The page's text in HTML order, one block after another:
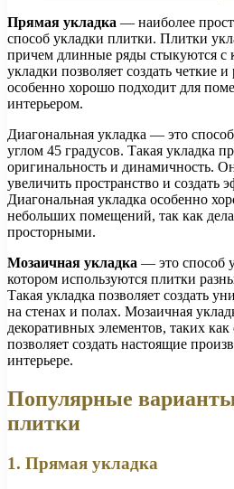
Прямая укладка — наиболее
способ укладки плитки. Плитки
причем длинные ряды стыкуются с
укладки позволяет создать четкие
особенно хорошо подходит для
интерьером.
Диагональная укладка — это
углом 45 градусов. Такая укладка
оригинальность и динамичность.
увеличить пространство и создать
Диагональная укладка особенно
небольших помещений, так как
просторными.
Мозаичная укладка — это способ
котором используются плитки
Такая укладка позволяет создать
на стенах и полах. Мозаичная
декоративных элементов, таких
позволяет создать настоящие
интерьере.
Популярные
плитки
1. Прямая укладка